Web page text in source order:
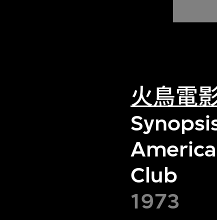
火鳥電
Club
1973